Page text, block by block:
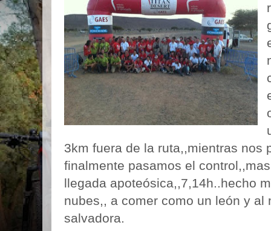
3km fuera de la ruta,,mientras nos
finalmente pasamos el
llegada apoteósica,,7,14h..hecho
nubes,, a comer como un león y al
salvadora.